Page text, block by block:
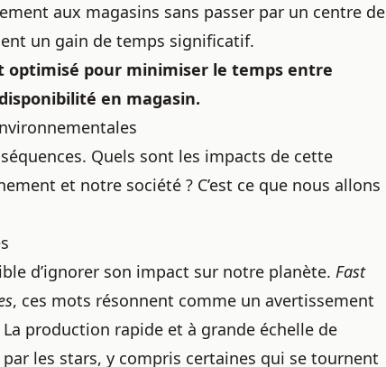
aux magasins sans passer par un centre de
un gain de temps significatif.
optimisé pour minimiser le temps entre
en magasin.
Quels sont les impacts de cette
et notre société ? C’est ce que nous allons
d’ignorer son impact sur notre planète. Fast
, ces mots résonnent comme un avertissement
production rapide et à grande échelle de
les stars, y compris certaines qui se tournent